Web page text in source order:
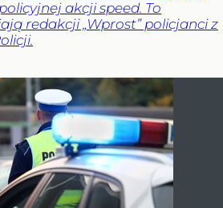
akcji speed. To
redakcji „Wprost” policjanci z